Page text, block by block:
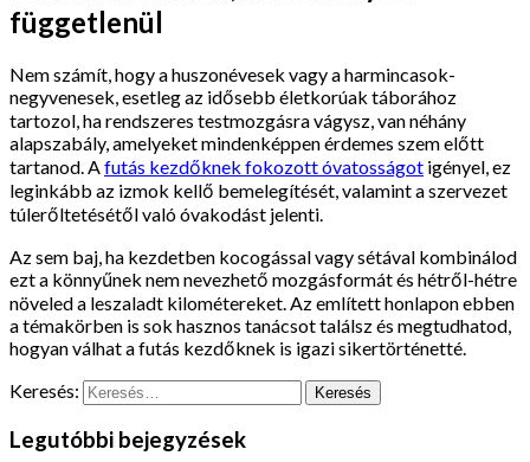
függetlenül
Nem számít, hogy a huszonévesek vagy a harmincasok-
negyvenesek, esetleg az idősebb életkorúak táborához
tartozol, ha rendszeres testmozgásra vágysz, van néhány
alapszabály, amelyeket mindenképpen érdemes szem előtt
tartanod. A futás kezdőknek fokozott óvatosságot igényel, ez
leginkább az izmok kellő bemelegítését, valamint a szervezet
túlerőltetésétől való óvakodást jelenti.
Az sem baj, ha kezdetben kocogással vagy sétával kombinálod
ezt a könnyűnek nem nevezhető mozgásformát és hétről-hétre
növeled a leszaladt kilométereket. Az említett honlapon ebben
a témakörben is sok hasznos tanácsot találsz és megtudhatod,
hogyan válhat a futás kezdőknek is igazi sikertörténetté.
Keresés:
Legutóbbi bejegyzések